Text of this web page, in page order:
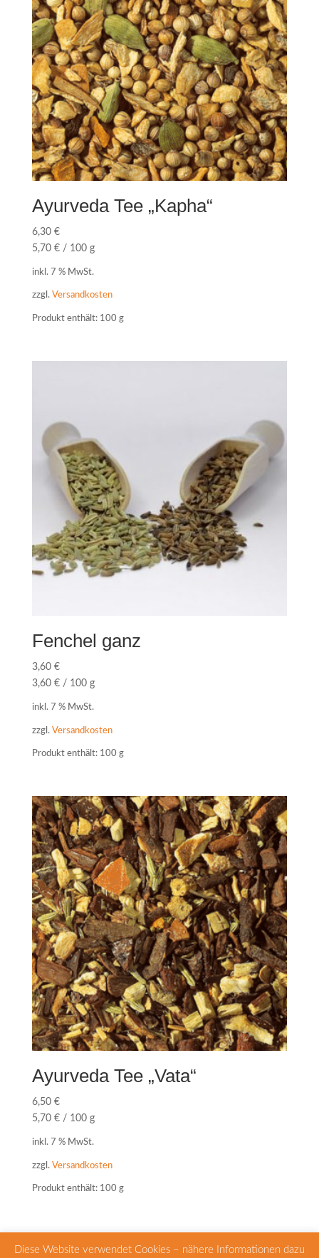
Ayurveda Tee „Kapha“
6,30 €
5,70 €/ 100 g
inkl. 7 % MwSt.
zzgl. Versandkosten
Produkt enthält: 100 g
Fenchel ganz
3,60 €
3,60 €/ 100 g
inkl. 7 % MwSt.
zzgl. Versandkosten
Produkt enthält: 100 g
Ayurveda Tee „Vata“
6,50 €
5,70 €/ 100 g
inkl. 7 % MwSt.
zzgl. Versandkosten
Produkt enthält: 100 g
Diese Website verwendet Cookies – nähere Informationen dazu